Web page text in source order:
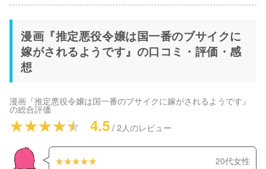
漫画『推定悪役令嬢は国一番のブサイクに
嫁がされるようです』の口コミ・評価・感
想
漫画『推定悪役令嬢は国一番のブサイクに嫁がされるようです』
の総合評価
4.5 / 2 人のレビュー
20代女性